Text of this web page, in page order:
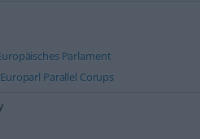
Parlament
Europarl Parallel Corups